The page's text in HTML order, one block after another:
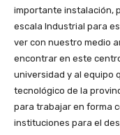
importante instalación,
escala Industrial para
ver con nuestro medio
encontrar en este
universidad y al equipo
tecnológico de la
para trabajar en forma
instituciones para el